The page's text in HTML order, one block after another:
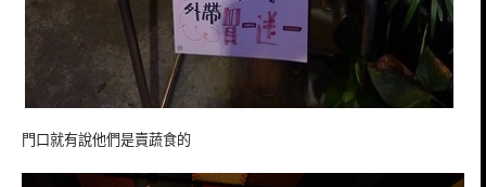
門口就有說他們是賣蔬食的